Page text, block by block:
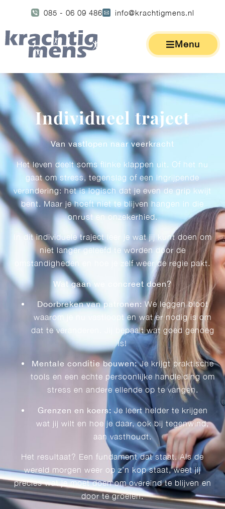
085 - 06 09 486 info@krachtigmens.nl
Menu
Individueel traject
Van vastlopen naar veerkracht
Het leven deelt soms flinke klappen uit. Of het nu
gaat om stress, tegenslag of een ingrijpende
verandering: het is logisch dat je even de grip kwijt
bent. Maar je hoeft niet te blijven hangen in die
onrust en onzekerhied.
In dit individuele traject leer je wat jij kunt doen om
niet langer geleefd te worden door de
omstandigheden en hoe je zelf weer de regie pakt.
Wat gaan we concreet doen?
Doorbreken van patronen: We leggen bloot
waarom je nu vastloopt en wat er nodig is om
dat te veranderen. Jij bepaalt wat goed genoeg
is!
Mentale conditie bouwen:Je krijgt praktische
tools en een echte persoonlijke handleiding om
stress en andere ellende op te vangen.
Grenzen en koers: Je leert helder te krijgen
wat jij wilt en hoe je daar, ook bij tegenwind,
aan vasthoudt.
Het resultaat? Een fundament dat staat. Als de
wereld morgen weer op z’n kop staat, weet jij
precies wat je moet doen om overeind te blijven en
door te groeien.